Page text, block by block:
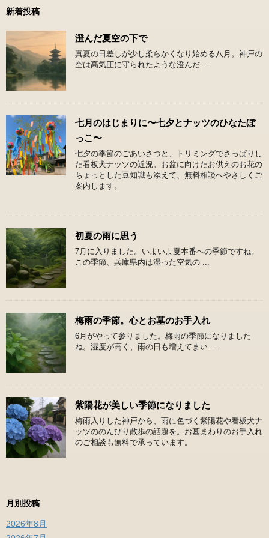
新着投稿
澄んだ夏空の下で
真夏の日差しが少し柔らかくなり始める八月。神戸の
空は高気圧に守られたような澄んだ ...
七月のはじまりに〜七夕とナッツのひなたぼ
っこ〜
七夕の季節のごあいさつと、トリミングでさっぱりし
た看板犬ナッツの近況。お盆に向けたお供えのお花の
ちょっとした豆知識も添えて、無料相談へやさしくご
案内します。
初夏の雨に思う
7月に入りました。いよいよ夏本番への季節ですね。
この季節、兵庫県内は湿った空気の ...
梅雨の季節。心とお墓のお手入れ
6月がやって参りました。梅雨の季節になりました
ね。湿度が高く、雨の日も増えてまい ...
紫陽花が美しい季節になりました
梅雨入りした神戸から、雨に色づく紫陽花や看板犬ナ
ッツののんびり散歩の話題を。お墓まわりのお手入れ
のご相談も無料で承っています。
月別投稿
2026年8月